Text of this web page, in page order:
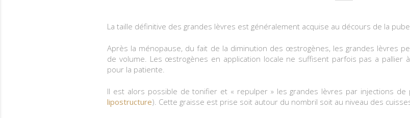
La taille définitive des grandes lèvres est généralement acquise au décours de la
Après la ménopause, du fait de la diminution des œstrogènes, les grandes lèvres
de volume. Les œstrogènes en application locale ne suffisent parfois pas a pallier
pour la patiente.
Il est alors possible de tonifier et « repulper » les grandes lèvres par injections de
lipostructure). Cette graisse est prise soit autour du nombril soit au niveau des